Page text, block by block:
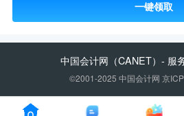
一键领取
中国会计网 （CANET）- 服
©2001-2025 中国会计网 京